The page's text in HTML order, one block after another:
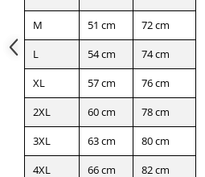
M
51 cm
72 cm
L
54 cm
74 cm
XL
57 cm
76 cm
2XL
60 cm
78 cm
3XL
63 cm
80 cm
4XL
66 cm 82 cm